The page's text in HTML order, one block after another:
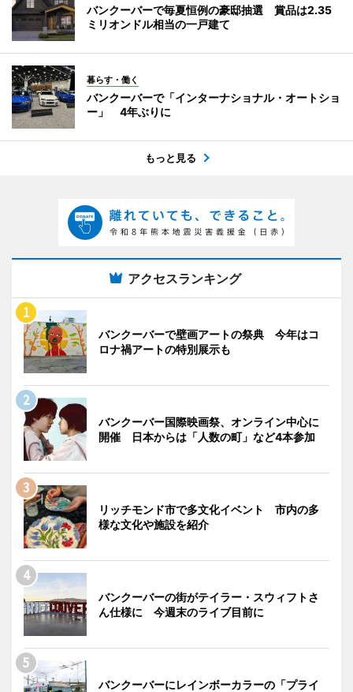
バンクーバーで毎夏恒例の豪邸抽選 賞品は2.35
ミリオンドル相当の一戸建て
暮らす・働く
バンクーバーで「インターナショナル・オートショ
ー」 4年ぶりに
もっと見る
アクセスランキング
バンクーバーで壁画アートの祭典 今年はコ
ロナ禍アートの特別展示も
バンクーバー国際映画祭、オンライン中心に
開催 日本からは「人数の町」など4本参加
リッチモンド市で多文化イベント 市内の多
様な文化や施設を紹介
バンクーバーの街がテイラー・スウィフトさ
ん仕様に 今週末のライブ目前に
バンクーバーにレインボーカラーの「プライ